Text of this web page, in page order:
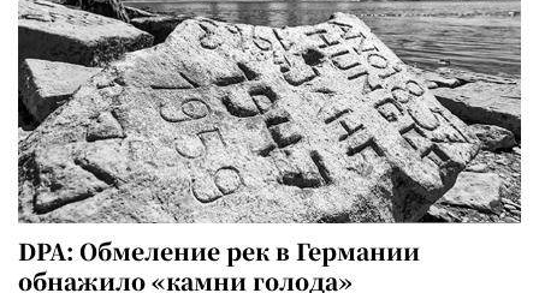
DPA: Обмеление рек в Германии
обнажило «камни голода»